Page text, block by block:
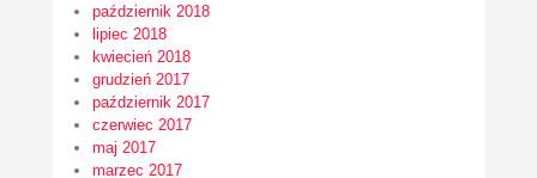
październik 2018
lipiec 2018
kwiecień 2018
grudzień 2017
październik 2017
czerwiec 2017
maj 2017
marzec 2017